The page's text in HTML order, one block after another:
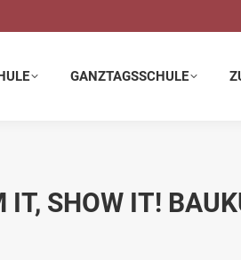
GANZTAGSSCHULE
IT, SHOW IT!